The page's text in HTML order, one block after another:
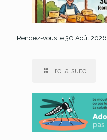
Rendez-vous le 30 Août 2026
Lire la suite